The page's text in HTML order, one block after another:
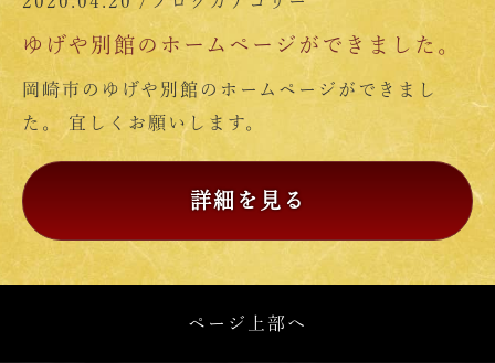
ゆげや別館のホームページができました。
岡崎市のゆげや別館のホームページができまし
た。 宜しくお願いします。
詳細を見る
ページ上部へ